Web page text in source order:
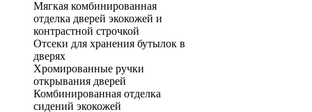
Мягкая комбинированная
отделка дверей экокожей и
контрастной строчкой
Отсеки для хранения бутылок в
дверях
Хромированные ручки
открывания дверей
Комбинированная отделка
сидений экокожей